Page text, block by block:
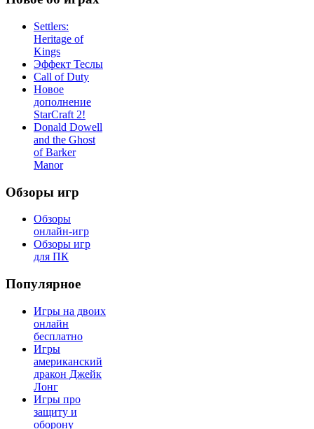
Settlers:
Heritage of
Kings
Эффект Теслы
Call of Duty
Новое
дополнение
StarCraft 2!
Donald Dowell
and the Ghost
of Barker
Manor
Обзоры игр
Обзоры
онлайн-игр
Обзоры игр
для ПК
Популярное
Игры на двоих
онлайн
бесплатно
Игры
американский
дракон Джейк
Лонг
Игры про
защиту и
оборону